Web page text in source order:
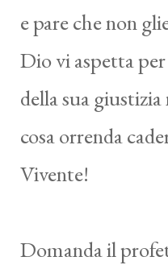
e pare che non
Dio vi aspetta
della sua
cosa orrenda
Vivente!
Domanda il